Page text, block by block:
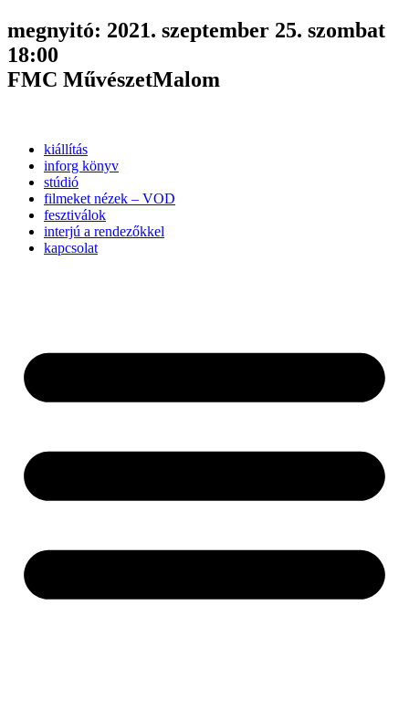
megnyitó: 2021. szeptember 25. szombat
18:00
FMC MűvészetMalom
kiállítás
inforg könyv
stúdió
filmeket nézek – VOD
fesztiválok
interjú a rendezőkkel
kapcsolat